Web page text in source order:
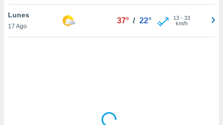
ni para
o
Lunes
17 Ago
37° / 22° 13- 33
km/h